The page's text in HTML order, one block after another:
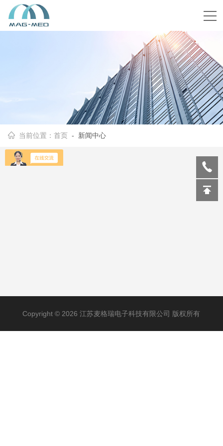
当前位置：首页 - 新闻中心
Copyright © 2026 江苏麦格瑞电子科技有限公司 版权所有